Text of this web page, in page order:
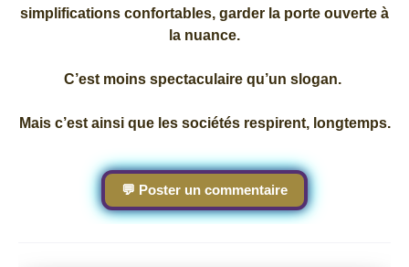
simplifications confortables, garder la porte ouverte à
la nuance.
C’est moins spectaculaire qu’un slogan.
Mais c’est ainsi que les sociétés respirent, longtemps.
💬 Poster un commentaire